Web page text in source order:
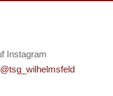
@tsg_wilhelmsfeld